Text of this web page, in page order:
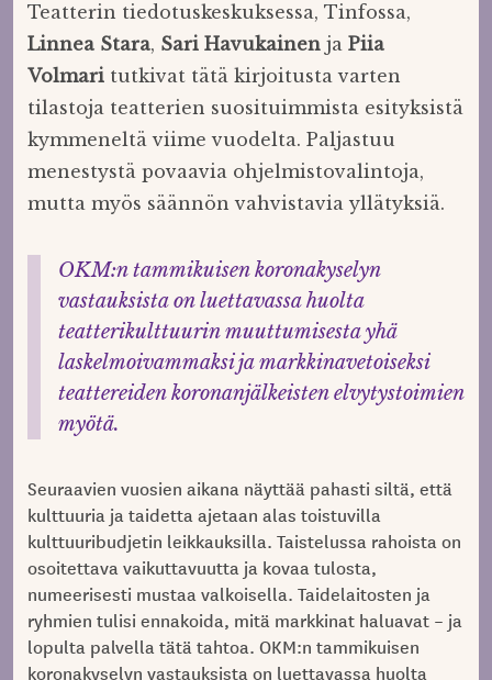
Teatterin tiedotuskeskuksessa, Tinfossa,
Linnea Stara, Sari Havukainenja Piia
Volmaritutkivat tätä kirjoitusta varten
tilastoja teatterien suosituimmista esityksistä
kymmeneltä viime vuodelta. Paljastuu
menestystä povaavia ohjelmistovalintoja,
mutta myös säännön vahvistavia yllätyksiä.
OKM:n tammikuisen koronakyselyn
vastauksista on luettavassa huolta
teatterikulttuurin muuttumisesta yhä
laskelmoivammaksi ja markkinavetoiseksi
teattereiden koronanjälkeisten elvytystoimien
myötä.
Seuraavien vuosien aikana näyttää pahasti siltä, että
kulttuuria ja taidetta ajetaan alas toistuvilla
kulttuuribudjetin leikkauksilla. Taistelussa rahoista on
osoitettava vaikuttavuutta ja kovaa tulosta,
numeerisesti mustaa valkoisella. Taidelaitosten ja
ryhmien tulisi ennakoida, mitä markkinat haluavat – ja
lopulta palvella tätä tahtoa. OKM:n tammikuisen
koronakyselyn vastauksista on luettavassa huolta